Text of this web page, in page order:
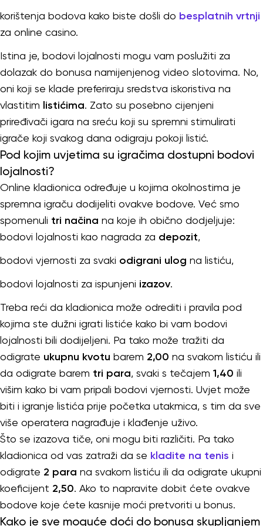
korištenja bodova kako biste došli do besplatnih vrtnji
za online casino.
Istina je, bodovi lojalnosti mogu vam poslužiti za
dolazak do bonusa namijenjenog video slotovima. No,
oni koji se klade preferiraju sredstva iskoristiva na
vlastitim listićima. Zato su posebno cijenjeni
priređivači igara na sreću koji su spremni stimulirati
igrače koji svakog dana odigraju pokoji listić.
Pod kojim uvjetima su igračima dostupni bodovi
lojalnosti?
Online kladionica određuje u kojima okolnostima je
spremna igraču dodijeliti ovakve bodove. Već smo
spomenuli tri načina na koje ih obično dodjeljuje:
bodovi lojalnosti kao nagrada za depozit,
bodovi vjernosti za svaki odigrani ulog na listiću,
bodovi lojalnosti za ispunjeni izazov.
Treba reći da kladionica može odrediti i pravila pod
kojima ste dužni igrati listiće kako bi vam bodovi
lojalnosti bili dodijeljeni. Pa tako može tražiti da
odigrate ukupnu kvotu barem 2,00 na svakom listiću ili
da odigrate barem tri para, svaki s tečajem 1,40 ili
višim kako bi vam pripali bodovi vjernosti. Uvjet može
biti i igranje listića prije početka utakmica, s tim da sve
više operatera nagrađuje i klađenje uživo.
Što se izazova tiče, oni mogu biti različiti. Pa tako
kladionica od vas zatraži da se kladite na tenis i
odigrate 2 para na svakom listiću ili da odigrate ukupni
koeficijent 2,50. Ako to napravite dobit ćete ovakve
bodove koje ćete kasnije moći pretvoriti u bonus.
Kako je sve moguće doći do bonusa skupljanjem